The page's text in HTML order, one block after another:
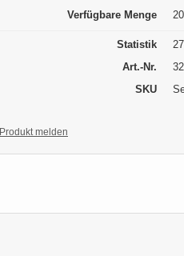
Verfügbare Menge
20
Statistik
Art.-Nr.
SKU
Produkt melden